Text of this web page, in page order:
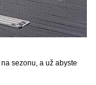
sezonu, a už abyste